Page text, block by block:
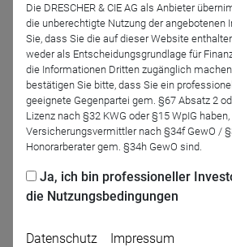
Eckhard Sauren Heiko Böhmer
Shareholder Value
Management AG
Moderation
Die DRESCHER & CIE AG als Anbieter
die unberechtigte Nutzung der angebotenen
Sie, dass Sie die auf dieser Website
weder als Entscheidungsgrundlage für
die Informationen Dritten zugänglich
bestätigen Sie bitte, dass Sie ein
geeignete Gegenpartei gem. §67 Absatz 2
Lizenz nach §32 KWG oder §15 WpIG
Versicherungsvermittler nach §34f GewO /
Honorarberater gem. §34h GewO sind.
Ja, ich bin professioneller
die Nutzungsbedingungen
Datenschutz Impressum